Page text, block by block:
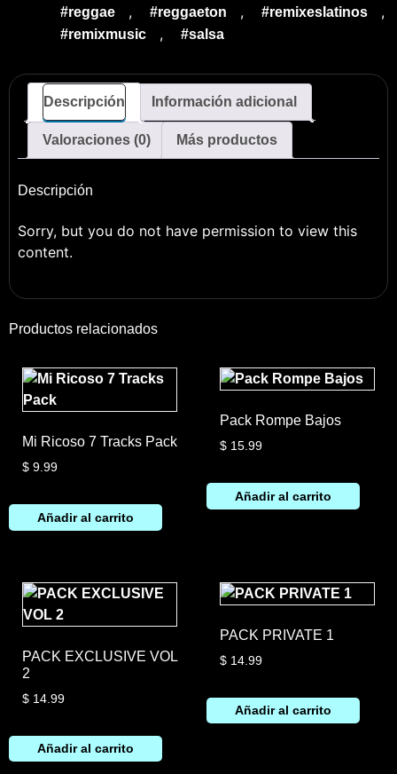
#reggae , #reggaeton , #remixeslatinos ,
#remixmusic , #salsa
Descripción Información adicional
Valoraciones (0) Más productos
Descripción
Sorry, but you do not have permission to view this
content.
Productos relacionados
Mi Ricoso 7 Tracks Pack
$ 9.99
Añadir al carrito
Pack Rompe Bajos
$15.99
Añadir al carrito
PACK EXCLUSIVE VOL
2
$ 14.99
Añadir al carrito
PACK PRIVATE 1
$14.99
Añadir al carrito